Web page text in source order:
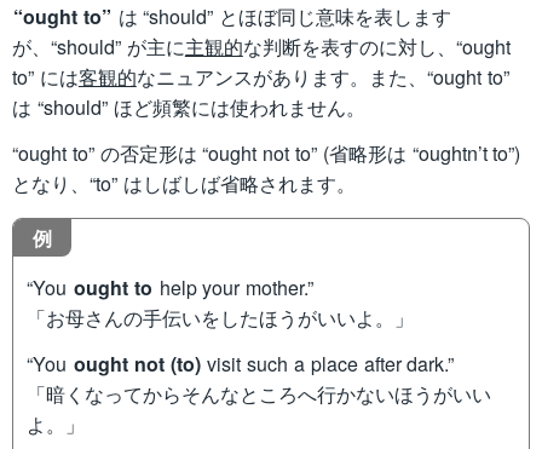
“ought to” は “should” とほぼ同じ意味を表します
が、“should” が主に主観的な判断を表すのに対し、“ought
to” には客観的なニュアンスがあります。また、“ought to”
は “should” ほど頻繁には使われません。
“ought to” の否定形は “ought not to” (省略形は “oughtn’t to”)
となり、“to” はしばしば省略されます。
例
“You ought to help your mother.”
「お母さんの手伝いをしたほうがいいよ。」
“You ought not (to) visit such a place after dark.”
「暗くなってからそんなところへ行かないほうがいい
よ。」